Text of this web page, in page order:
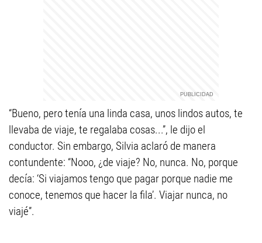
“Bueno, pero tenía una linda casa, unos lindos autos, te
llevaba de viaje, te regalaba cosas...”, le dijo el
conductor. Sin embargo, Silvia aclaró de manera
contundente: “Nooo, ¿de viaje? No, nunca. No, porque
decía: ‘Si viajamos tengo que pagar porque nadie me
conoce, tenemos que hacer la fila’. Viajar nunca, no
viajé”.